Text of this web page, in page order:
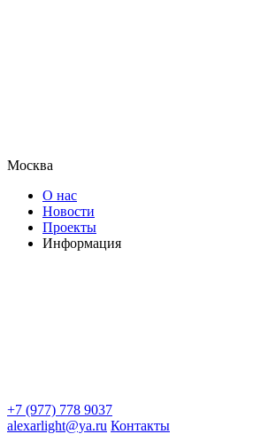
Москва
О нас
Новости
Проекты
Информация
+7 (977) 778 9037
alexarlight@ya.ru Контакты